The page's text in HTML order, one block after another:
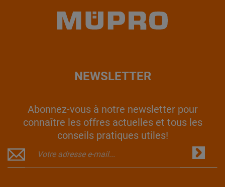
NEWSLETTER
Abonnez-vous à notre newsletter pour
connaître les offres actuelles et tous les
conseils pratiques utiles!